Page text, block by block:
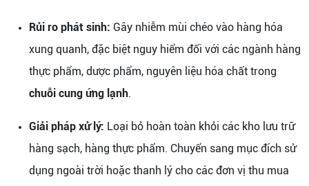
Rủi ro phát sinh: Gây nhiễm mùi chéo vào hàng hóa
xung quanh, đặc biệt nguy hiểm đối với các ngành hàng
thực phẩm, dược phẩm, nguyên liệu hóa chất trong
chuỗi cung ứng lạnh.
Giải pháp xử lý: Loại bỏ hoàn toàn khỏi các kho lưu trữ
hàng sạch, hàng thực phẩm. Chuyển sang mục đích sử
dụng ngoài trời hoặc thanh lý cho các đơn vị thu mua